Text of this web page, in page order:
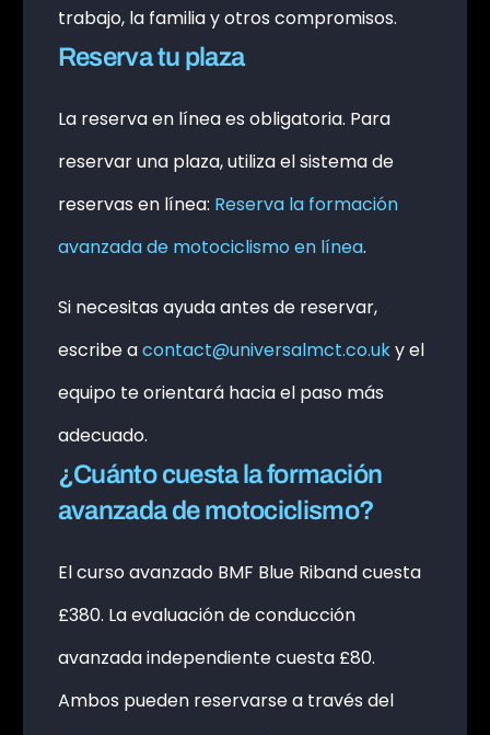
trabajo, la familia y otros compromisos.
Reserva tu plaza
La reserva en línea es obligatoria. Para
reservar una plaza, utiliza el sistema de
reservas en línea: Reserva la formación
avanzada de motociclismo en línea.
Si necesitas ayuda antes de reservar,
escribe acontact@universalmct.co.uky el
equipo te orientará hacia el paso más
adecuado.
¿Cuánto cuesta la formación
avanzada de motociclismo?
El curso avanzado BMF Blue Riband cuesta
£380. La evaluación de conducción
avanzada independiente cuesta £80.
Ambos pueden reservarse a través del